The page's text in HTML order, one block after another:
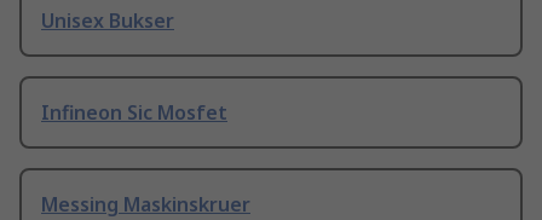
Unisex Bukser
Infineon Sic Mosfet
Messing Maskinskruer